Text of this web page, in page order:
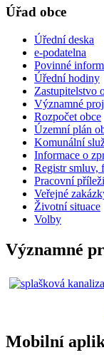
Úřad obce
Úřední deska
e-podatelna
Povinné
Úřední hodiny
Zastupitelstvo
Významné
Rozpočet obce
Územní plán
Komunální
Informace o
Registr smluv,
Pracovní
Veřejné
Životní situace
Volby
Významné
Mobilní